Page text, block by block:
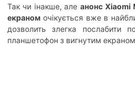
Так чи інакше, але анонс Xiaomi
екраном очікується вже в
дозволить злегка послабити
планшетофон з вигнутим